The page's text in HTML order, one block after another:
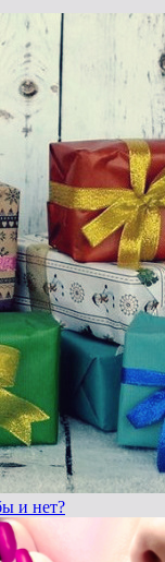
и нет?